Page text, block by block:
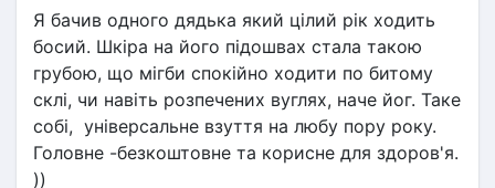
Я бачив одного дядька який цілий рік ходить
босий. Шкіра на його підошвах стала такою
грубою, що мігби спокійно ходити по битому
склі, чи навіть розпечених вуглях, наче йог. Таке
собі,  універсальне взуття на любу пору року.
Головне -безкоштовне та корисне для здоров'я.
))